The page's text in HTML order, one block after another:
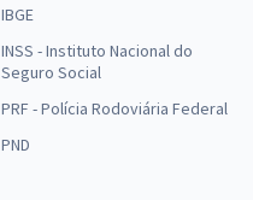
IBGE
INSS - Instituto Nacional do
Seguro Social
PRF - Polícia Rodoviária Federal
PND